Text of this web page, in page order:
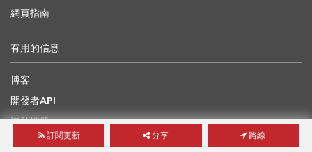
訂閱更新 分享 路線
網頁指南
有用的信息
博客
開發者API
海外樓盤
地產界專家前景論壇